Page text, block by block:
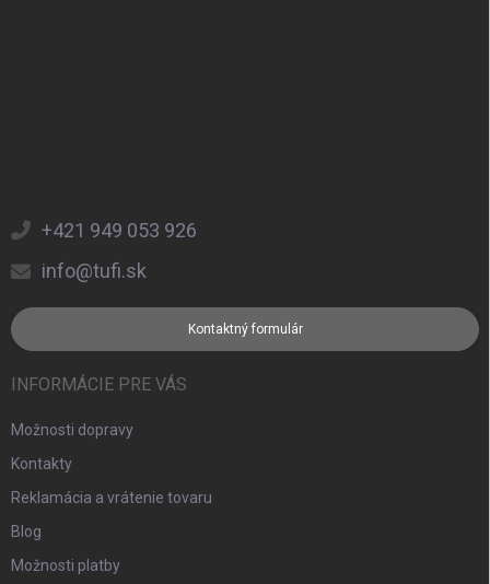
+421 949 053 926
info@tufi.sk
Kontaktný formulár
INFORMÁCIE PRE VÁS
Možnosti dopravy
Kontakty
Reklamácia a vrátenie tovaru
Blog
Možnosti platby